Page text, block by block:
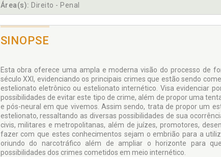
Área(s): Direito - Penal
SINOPSE
Esta obra oferece uma ampla e moderna visão do processo de
século XXI, evidenciando os principais crimes que estão sendo
estelionato eletrônico ou estelionato internético. Visa evidenciar
possibilidades de evitar este tipo de crime, além de propor uma
e pós-neural em que vivemos. Assim sendo, trata de propor um
estelionato, ressaltando as diversas possibilidades de sua
civis, militares e metropolitanas, além de juízes, promotores,
fazer com que estes conhecimentos sejam o embrião para a
oriundo do narcotráfico além de ampliar o horizonte para
possibilidades dos crimes cometidos em meio internético.